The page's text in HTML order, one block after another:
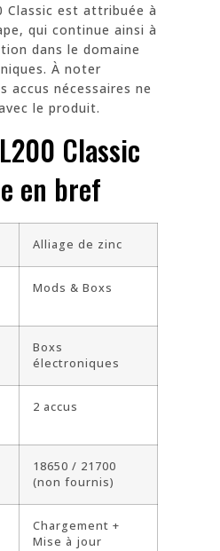
Classic est attribuée à
qui continue ainsi à
dans le domaine
À noter
accus nécessaires ne
le produit.
Classic
en bref
Alliage de zinc
Mods & Boxs
Boxs
électroniques
2 accus
18650 / 21700
(non fournis)
Chargement +
Mise à jour